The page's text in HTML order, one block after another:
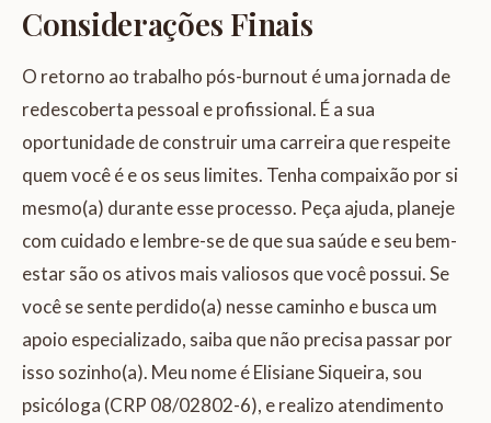
Considerações Finais
O retorno ao trabalho pós-burnout é uma jornada de
redescoberta pessoal e profissional. É a sua
oportunidade de construir uma carreira que respeite
quem você é e os seus limites. Tenha compaixão por si
mesmo(a) durante esse processo. Peça ajuda, planeje
com cuidado e lembre-se de que sua saúde e seu bem-
estar são os ativos mais valiosos que você possui. Se
você se sente perdido(a) nesse caminho e busca um
apoio especializado, saiba que não precisa passar por
isso sozinho(a). Meu nome é Elisiane Siqueira, sou
psicóloga (CRP 08/02802-6), e realizo atendimento